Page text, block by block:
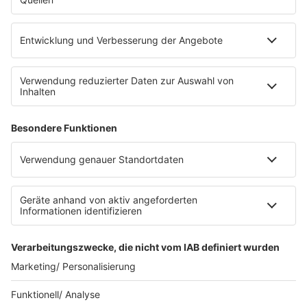
eröffnet. Direkt an der Medizinischen Klinik bietet es
E-Bikes über eine Photovoltaikanlage auf dem …
Impressum
Datenschutzerklärung
Datenschutzeinstellungen